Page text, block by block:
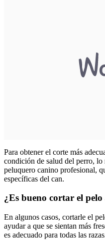
Para obtener el corte más
condición de salud del perro, lo
peluquero canino profesional,
específicas del can.
¿Es bueno cortar el
En algunos casos, cortarle el
ayudar a que se sientan más
es adecuado para todas las